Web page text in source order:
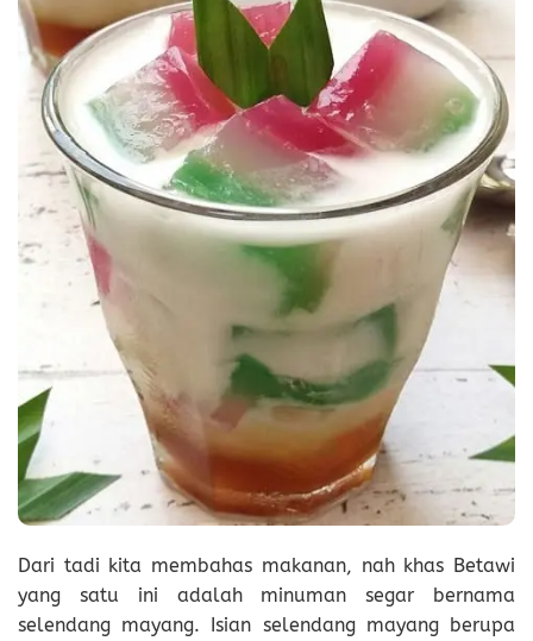
Dari tadi kita membahas makanan, nah khas Betawi
yang satu ini adalah minuman segar bernama
selendang mayang. Isian selendang mayang berupa